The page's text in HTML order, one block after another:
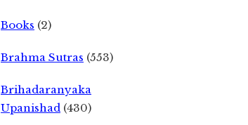
Books (2)
Brahma Sutras (553)
Brihadaranyaka
Upanishad (430)